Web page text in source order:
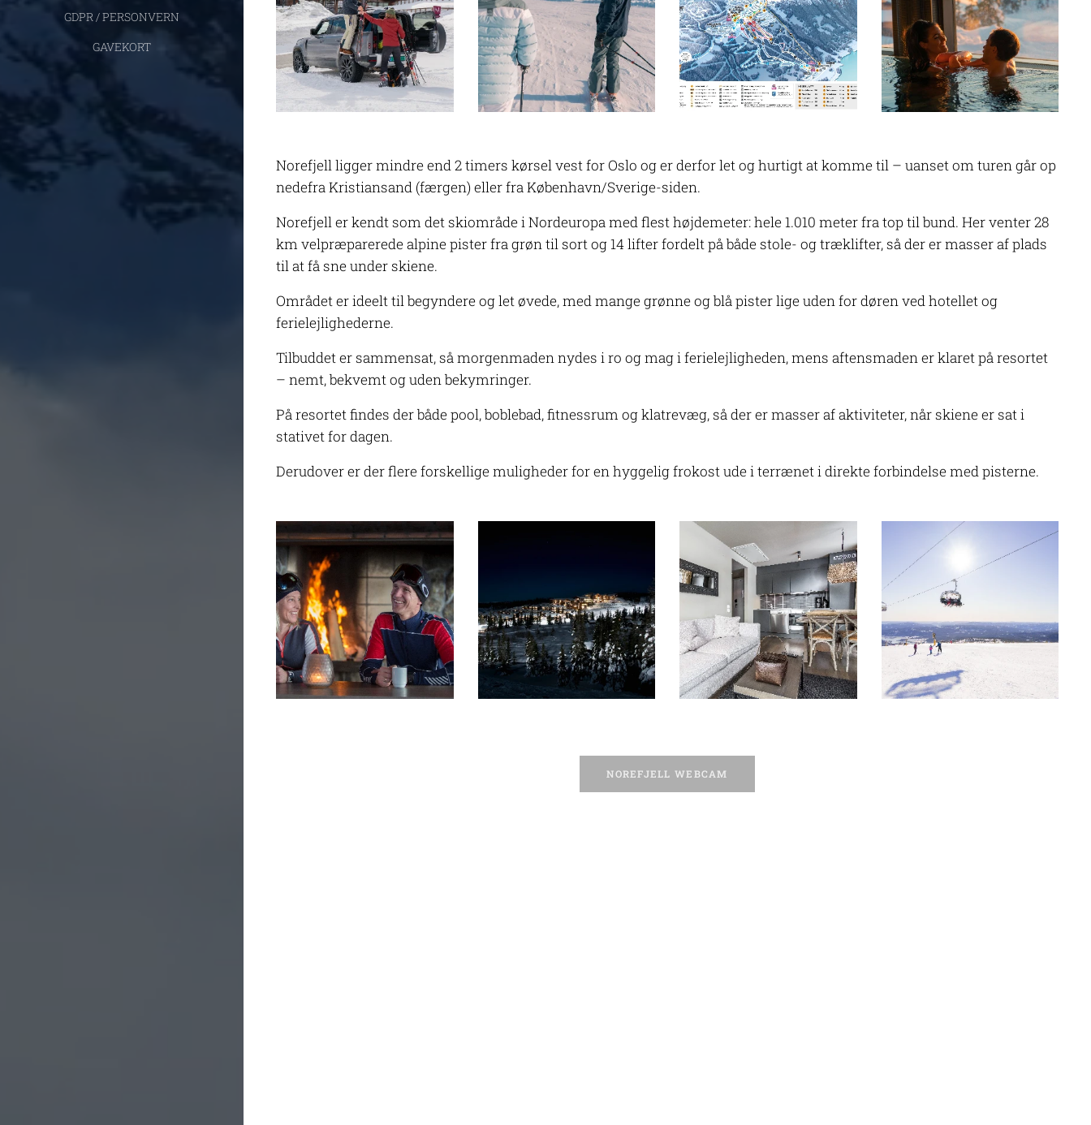
GDPR / PERSONVERN
GAVEKORT
Norefjell ligger mindre end 2 timers kørsel vest for Oslo og er derfor let og hurtigt at komme til – uanset om turen går op
nedefra Kristiansand (færgen) eller fra København/Sverige-siden.
Norefjell er kendt som det skiområde i Nordeuropa med flest højdemeter: hele 1.010 meter fra top til bund. Her venter 28
km velpræparerede alpine pister fra grøn til sort og 14 lifter fordelt på både stole- og træklifter, så der er masser af plads
til at få sne under skiene.
Området er ideelt til begyndere og let øvede, med mange grønne og blå pister lige uden for døren ved hotellet og
ferielejlighederne.
Tilbuddet er sammensat, så morgenmaden nydes i ro og mag i ferielejligheden, mens aftensmaden er klaret på resortet
– nemt, bekvemt og uden bekymringer.
På resortet findes der både pool, boblebad, fitnessrum og klatrevæg, så der er masser af aktiviteter, når skiene er sat i
stativet for dagen.
Derudover er der flere forskellige muligheder for en hyggelig frokost ude i terrænet i direkte forbindelse med pisterne.
NOREFJELL WEBCAM